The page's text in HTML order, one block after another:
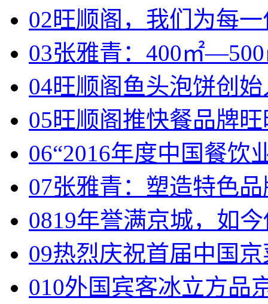
02旺顺阁，我们为每
03张雅青：400㎡
04旺顺阁鱼头泡饼创
05旺顺阁推快餐品牌
06“2016年度中国餐饮
07张雅青：塑造特色
0819年誉满京城，如
09热烈庆祝首届中国
010外国宾客冰立方品